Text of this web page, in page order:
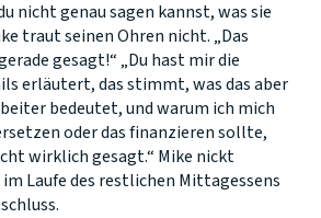
nicht genau sagen kannst, was sie
traut seinen Ohren nicht. „Das
gesagt!“ „Du hast mir die
erläutert, das stimmt, was das aber
bedeutet, und warum ich mich
oder das finanzieren sollte,
wirklich gesagt.“ Mike nickt
Laufe des restlichen Mittagessens